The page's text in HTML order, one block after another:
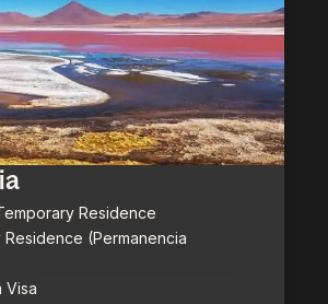
Residence
Residence (Permanencia
Visa